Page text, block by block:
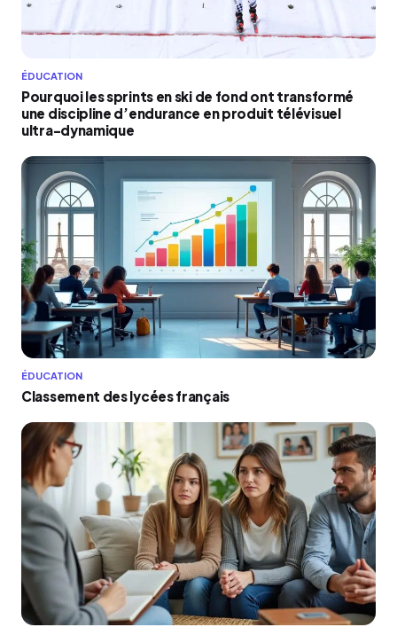
ÉDUCATION
Pourquoi les sprints en ski de fond ont transformé
une discipline d’endurance en produit télévisuel
ultra-dynamique
ÉDUCATION
Classement des lycées français